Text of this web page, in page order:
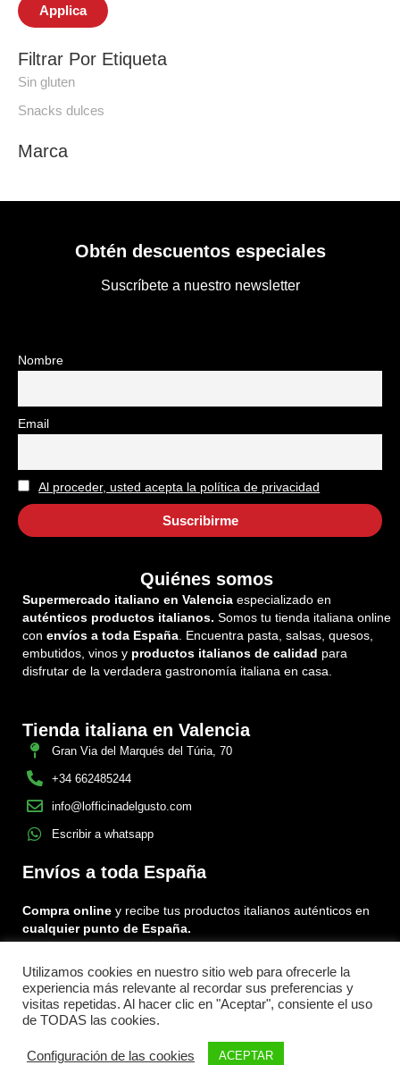
Applica
Filtrar Por Etiqueta
Sin gluten
Snacks dulces
Marca
Obtén descuentos especiales
Suscríbete a nuestro newsletter
Nombre
Email
Al proceder, usted acepta la política de privacidad
Quiénes somos
Supermercado italiano en Valencia especializado en
auténticos productos italianos. Somos tu tienda italiana online
con envíos a toda España. Encuentra pasta, salsas, quesos,
embutidos, vinos y productos italianos de calidad para
disfrutar de la verdadera gastronomía italiana en casa.
Tienda italiana en Valencia
Gran Via del Marqués del Túria, 70
+34 662485244
info@lofficinadelgusto.com
Escribir a whatsapp
Envíos a toda España
Compra online y recibe tus productos italianos auténticos en
cualquier punto de España.
Encuéntranos en:
FacebookInstagram
Tiktok
Menu
Utilizamos cookies en nuestro sitio web para ofrecerle la
experiencia más relevante al recordar sus preferencias y
visitas repetidas. Al hacer clic en "Aceptar", consiente el uso
de TODAS las cookies.
Configuración de las cookies ACEPTAR